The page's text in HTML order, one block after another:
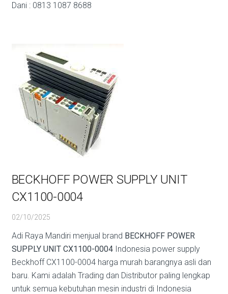
Dani : 0813 1087 8688
BECKHOFF POWER SUPPLY UNIT
CX1100-0004
02/10/2025
Adi Raya Mandiri menjual brand BECKHOFF POWER
SUPPLY UNIT CX1100-0004Indonesia power supply
Beckhoff CX1100-0004 harga murah barangnya asli dan
baru. Kami adalah Trading dan Distributor paling lengkap
untuk semua kebutuhan mesin industri di Indonesia